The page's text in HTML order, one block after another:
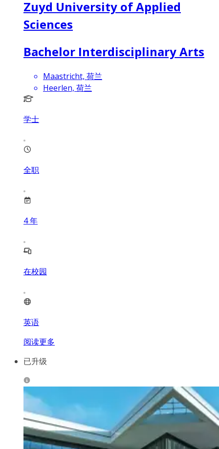
Zuyd University of Applied
Sciences
Bachelor Interdisciplinary Arts
Maastricht, 荷兰
Heerlen, 荷兰
学士
全职
4年
在校园
英语
阅读更多
已升级